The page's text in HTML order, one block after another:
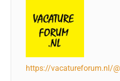
https://vacatureforum.nl/